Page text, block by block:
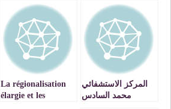
المركز الاستشفائي
محمد السادس
La régionalisation
élargie et les